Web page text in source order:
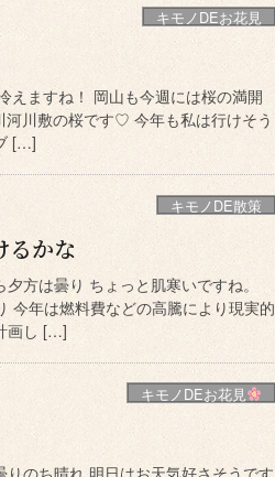
キモノDEお花見
えますね！ 岡山も今週には桜の満開
川敷の桜です♡ 今年も私は行けそう
[…]
キモノDE散策
かな
方は曇り ちょっと肌寒いですね。
今年は燃料費などの高騰により現実的
画し […]
キモノDEお花見
のち晴れ 明日はお天気好さそうです